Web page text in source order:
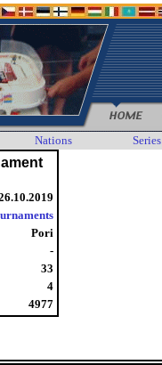
Nations Series
Pori
-
33
4
4977